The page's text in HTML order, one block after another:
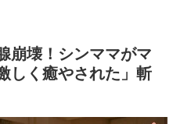
崩壊！シンママがマ
しく癒やされた」斬